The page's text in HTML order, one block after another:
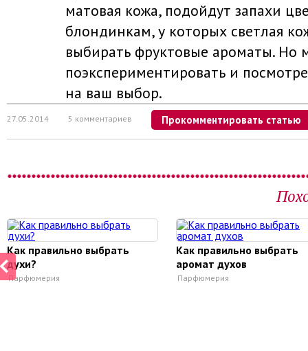
матовая кожа, подойдут запахи
блондинкам, у которых светлая
выбирать фруктовые ароматы. Но
поэкспериментировать и
на ваш выбор.
27.05.2014 5 комментариев Прокомментировать статью
Как правильно выбрать
духи?
Парфюмерия
Как правильно выбрать
аромат духов
Парфюмерия